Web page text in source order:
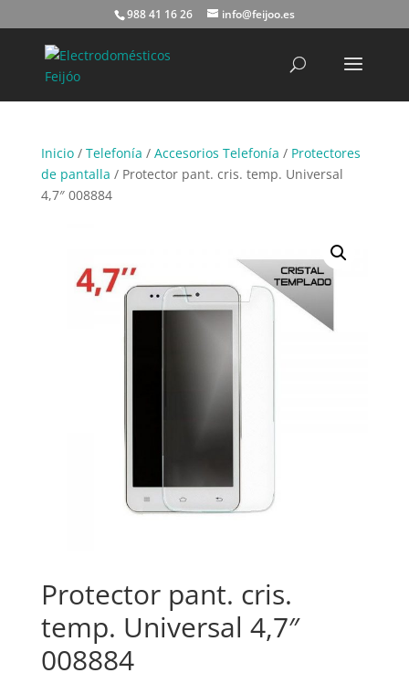
988 41 16 26 info@feijoo.es
Inicio/ Telefonía / Accesorios Telefonía / Protectores
de pantalla / Protector pant. cris. temp. Universal
4,7″ 008884
Protector pant. cris.
temp. Universal 4,7″
008884